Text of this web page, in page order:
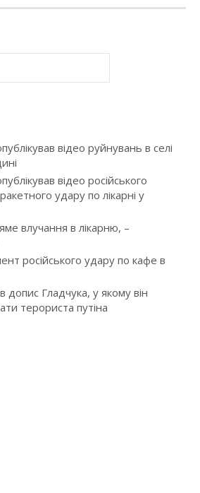
відео руйнувань в селі
відео російського
удару по лікарні у
влучання в лікарню, –
російського удару по кафе в
допис Гладчука, у якому він
терориста путіна